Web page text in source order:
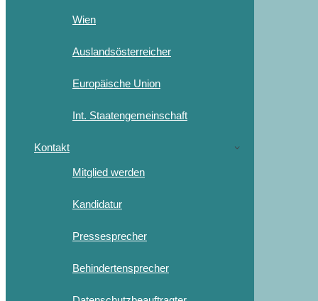
Wien
Auslandsösterreicher
Europäische Union
Int. Staatengemeinschaft
Kontakt
Mitglied werden
Kandidatur
Pressesprecher
Behindertensprecher